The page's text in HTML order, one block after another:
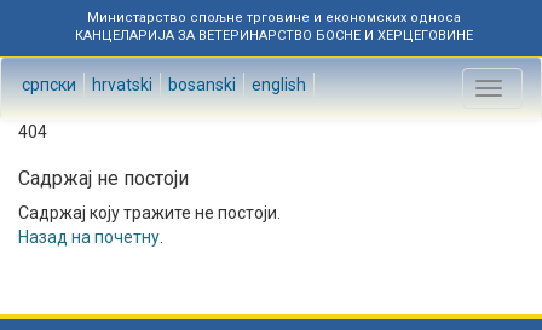
Министарство спољне трговине и економских односа
КАНЦЕЛАРИЈА ЗА ВЕТЕРИНАРСТВО БОСНЕ И ХЕРЦЕГОВИНЕ
српски hrvatski bosanski english
Toggle
404
Садржај не постоји
Садржај коју тражите не постоји.
Назад на почетну